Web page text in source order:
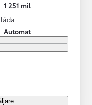
1 251 mil
Automat